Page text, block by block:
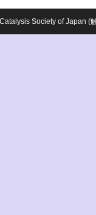
Society of Japan (